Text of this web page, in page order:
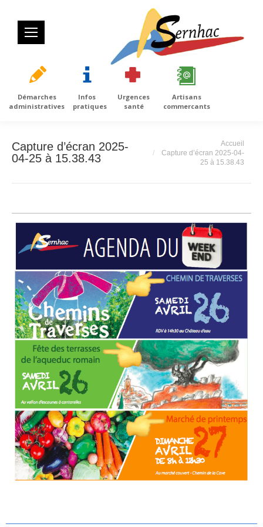
Démarches
administratives
Infos
pratiques
Urgences
santé
Artisans
commercants
Capture d’écran 2025-
04-25 à 15.38.43
Accueil
Capture d’écran 2025-04-
25 à 15.38.43